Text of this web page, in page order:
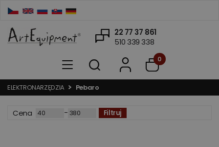
22 77 37 861
510 339 338
0
ELEKTRONARZĘDZIA Pebaro
Cena - Filtruj